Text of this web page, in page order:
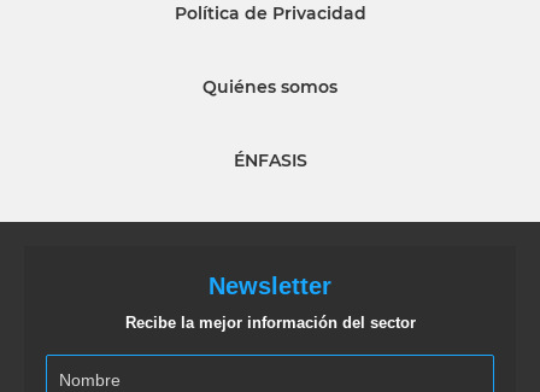
Política de Privacidad
Quiénes somos
ÉNFASIS
Newsletter
Recibe la mejor información del sector